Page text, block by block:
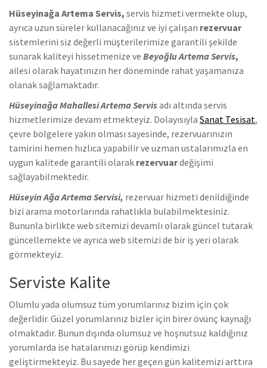
Hüseyinağa Artema Servis, servis hizmeti vermekte olup,
ayrıca uzun süreler kullanacağınız ve iyi çalışan rezervuar
sistemlerini siz değerli müşterilerimize garantili şekilde
sunarak kaliteyi hissetmenize ve Beyoğlu Artema Servis,
ailesi olarak hayatınızın her döneminde rahat yaşamanıza
olanak sağlamaktadır.
Hüseyinağa Mahallesi Artema Servisadı altında servis
hizmetlerimize devam etmekteyiz. Dolayısıyla Sanat Tesisat,
çevre bölgelere yakın olması sayesinde, rezervuarınızın
tamirini hemen hızlıca yapabilir ve uzman ustalarımızla en
uygun kalitede garantili olarak rezervuardeğişimi
sağlayabilmektedir.
Hüseyin Ağa Artema Servisi, rezervuar hizmeti denildiğinde
bizi arama motorlarında rahatlıkla bulabilmektesiniz.
Bununla birlikte web sitemizi devamlı olarak güncel tutarak
güncellemekte ve ayrıca web sitemizi de bir iş yeri olarak
görmekteyiz.
Serviste Kalite
Olumlu yada olumsuz tüm yorumlarınız bizim için çok
değerlidir. Güzel yorumlarınız bizler için birer övünç kaynağı
olmaktadır. Bunun dışında olumsuz ve hoşnutsuz kaldığınız
yorumlarda ise hatalarımızı görüp kendimizi
geliştirmekteyiz. Bu sayede her geçen gün kalitemizi arttıra